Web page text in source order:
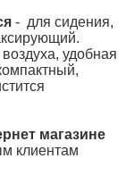
- для сидения,
удобная
магазине
клиентам